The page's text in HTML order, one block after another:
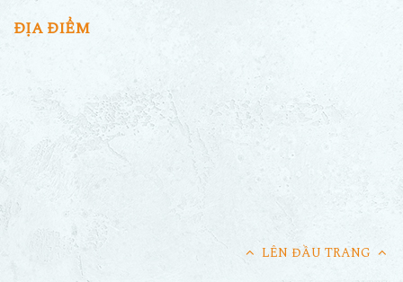
LÊN ĐẦU TRANG
ĐỊA ĐIỂM